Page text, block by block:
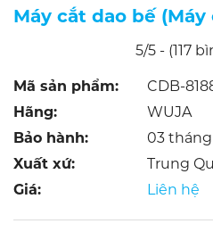
Máy cắt dao bế
5/5 - (117
Mã sản phẩm:
CDB-
Hãng:
WUJA
Bảo hành:
03 tháng
Xuất xứ:
Trung
Giá:
Liên hệ